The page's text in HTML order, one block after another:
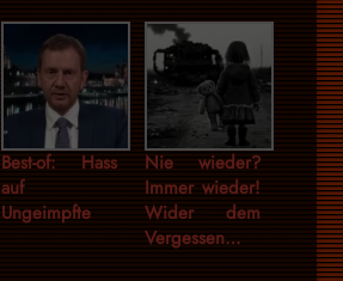
Best-of: Hass
auf
Ungeimpfte
Nie wieder?
Immer wieder!
Wider dem
Vergessen…